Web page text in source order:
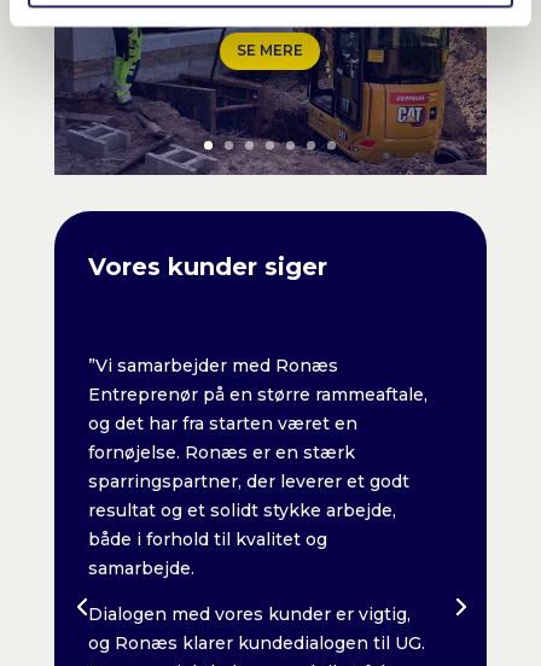
SE MERE
Vores kunder siger
”Vi samarbejder med Ronæs
Entreprenør på en større rammeaftale,
og det har fra starten været en
fornøjelse. Ronæs er en stærk
sparringspartner, der leverer et godt
resultat og et solidt stykke arbejde,
både i forhold til kvalitet og
samarbejde.
Dialogen med vores kunder er vigtig,
og Ronæs klarer kundedialogen til UG.